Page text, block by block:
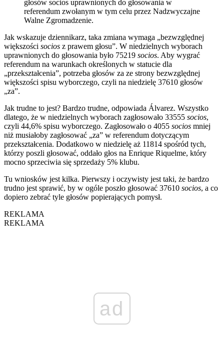
głosów socios uprawnionych do głosowania w
referendum zwołanym w tym celu przez Nadzwyczajne
Walne Zgromadzenie.
Jak wskazuje dziennikarz, taka zmiana wymaga „bezwzględnej
większości socios z prawem głosu”. W niedzielnych wyborach
uprawnionych do głosowania było 75219 socios. Aby wygrać
referendum na warunkach określonych w statucie dla
„przekształcenia”, potrzeba głosów za ze strony bezwzględnej
większości spisu wyborczego, czyli na niedzielę 37610 głosów
„za”.
Jak trudne to jest? Bardzo trudne, odpowiada Álvarez. Wszystko
dlatego, że w niedzielnych wyborach zagłosowało 33555 socios,
czyli 44,6% spisu wyborczego. Zagłosowało o 4055 socios mniej
niż musiałoby zagłosować „za” w referendum dotyczącym
przekształcenia. Dodatkowo w niedzielę aż 11814 spośród tych,
którzy poszli głosować, oddało głos na Enrique Riquelme, który
mocno sprzeciwia się sprzedaży 5% klubu.
Tu wniosków jest kilka. Pierwszy i oczywisty jest taki, że bardzo
trudno jest sprawić, by w ogóle poszło głosować 37610 socios, a co
dopiero zebrać tyle głosów popierających pomysł.
REKLAMA
REKLAMA
ad